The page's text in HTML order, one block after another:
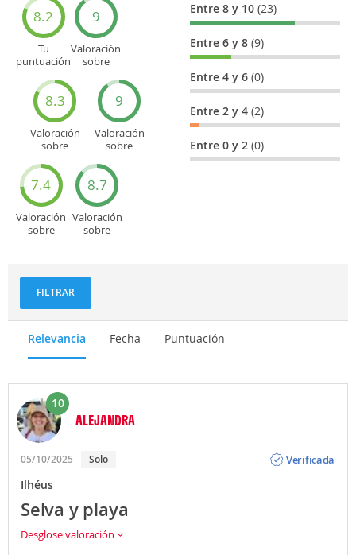
8.2
Tu
puntuación
9
Valoración
sobre
8.3
Valoración
sobre
9
Valoración
sobre
turísticos
7.4
Valoración
sobre
8.7
Valoración
sobre
Entre 8 y 10(23)
Entre 6 y 8(9)
Entre 4 y 6(0)
Entre 2 y 4(2)
Entre 0 y 2(0)
FILTRAR
Relevancia Fecha Puntuación
10
ALEJANDRA
05/10/2025 Solo
Verificada
Ilhéus
Selva y playa
Desglose valoración